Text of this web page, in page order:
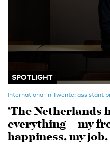
SPOTLIGHT
International in Twente: assistant
'The Netherlands
everything – my
happiness, my